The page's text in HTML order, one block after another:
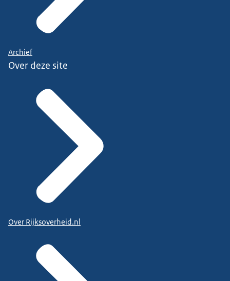
Archief
Over deze site
Over Rijksoverheid.nl